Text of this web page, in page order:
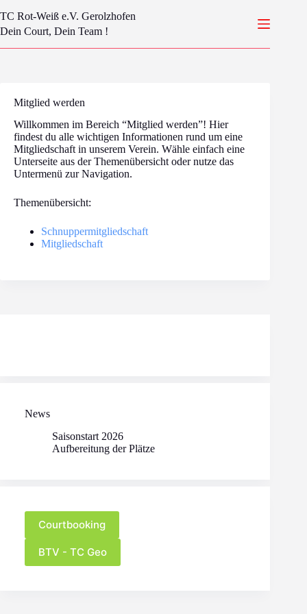
Inhalt
springen
TC Rot-Weiß e.V. Gerolzhofen
Dein Court, Dein Team !
Mitglied werden
Willkommen im Bereich “Mitglied werden”! Hier
findest du alle wichtigen Informationen rund um eine
Mitgliedschaft in unserem Verein. Wähle einfach eine
Unterseite aus der Themenübersicht oder nutze das
Untermenü zur Navigation.
Themenübersicht:
Schnuppermitgliedschaft
Mitgliedschaft
News
Saisonstart 2026
Aufbereitung der Plätze
Courtbooking
BTV - TC Geo